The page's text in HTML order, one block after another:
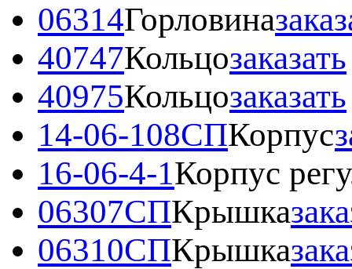
06314Горловина
40747Кольцозаказать
40975Кольцозаказать
14-06-108СПКорпус
16-06-4-1Корпус
06307СПКрышка
06310СПКрышка